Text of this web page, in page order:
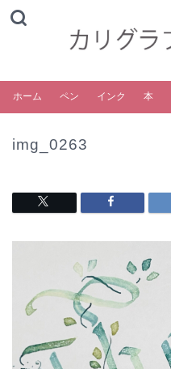
ホーム ペン インク 本
img_0263